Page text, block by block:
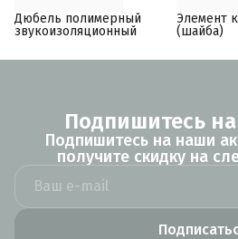
Дюбель полимерный
звукоизоляционный
Элемент
(шайба)
Подпишитесь
Подпишитесь на наши
получите скидку на